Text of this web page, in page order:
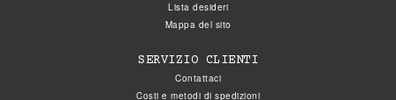
Lista desideri
Mappa del sito
SERVIZIO CLIENTI
Contattaci
Costi e metodi di spedizioni